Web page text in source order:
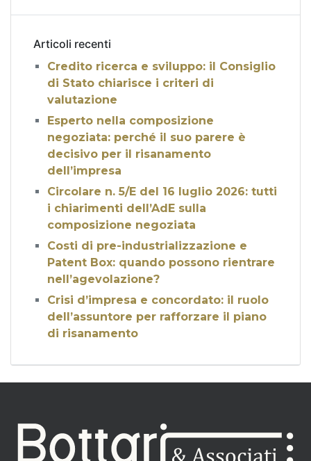
Articoli recenti
Credito ricerca e sviluppo: il Consiglio
di Stato chiarisce i criteri di
valutazione
Esperto nella composizione
negoziata: perché il suo parere è
decisivo per il risanamento
dell’impresa
Circolare n. 5/E del 16 luglio 2026: tutti
i chiarimenti dell’AdE sulla
composizione negoziata
Costi di pre-industrializzazione e
Patent Box: quando possono rientrare
nell’agevolazione?
Crisi d’impresa e concordato: il ruolo
dell’assuntore per rafforzare il piano
di risanamento